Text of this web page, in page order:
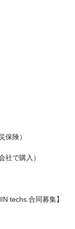
険）
で購入）
techs.合同募集】